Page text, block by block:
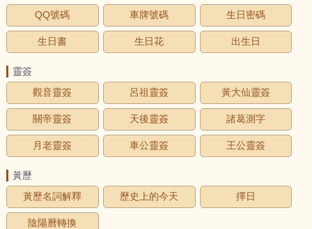
QQ號碼 車牌號碼 生日密碼
生日書 生日花 出生日
靈簽
觀音靈簽
呂祖靈簽 黃大仙靈簽
關帝靈簽 天後靈簽 諸葛測字
月老靈簽 車公靈簽 王公靈簽
黃歷
黃歷名詞解釋
歷史上的今天 擇日
陰陽曆轉換